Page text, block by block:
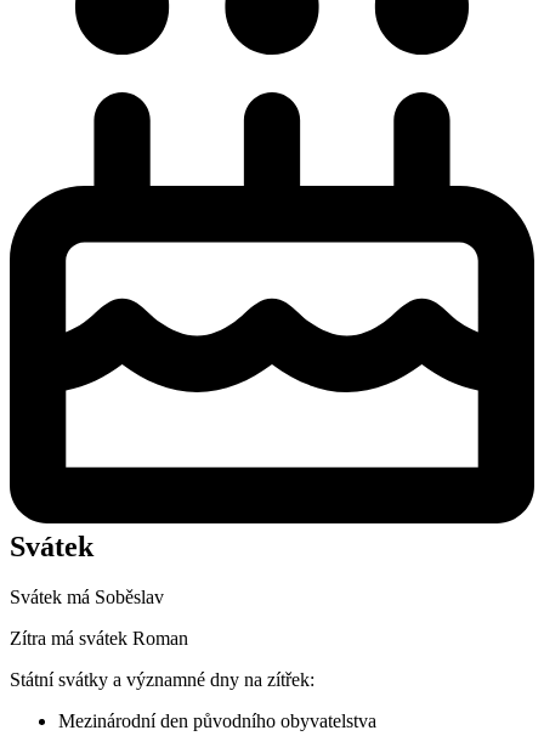
Svátek
Svátek má Soběslav
Zítra má svátek Roman
Státní svátky a významné dny na zítřek:
Mezinárodní den původního obyvatelstva